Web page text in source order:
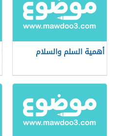
أهمية السلم والسلام